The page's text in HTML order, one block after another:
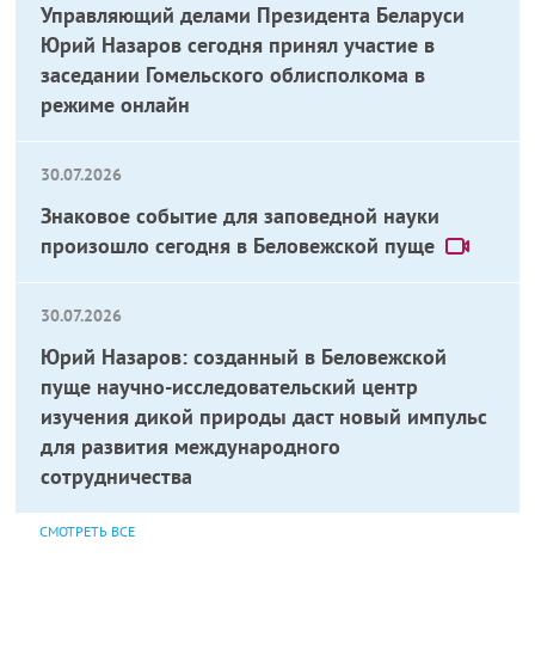
Управляющий делами Президента Беларуси
Юрий Назаров сегодня принял участие в
заседании Гомельского облисполкома в
режиме онлайн
30.07.2026
Знаковое событие для заповедной науки
произошло сегодня в Беловежской пуще
30.07.2026
Юрий Назаров: созданный в Беловежской
пуще научно-исследовательский центр
изучения дикой природы даст новый импульс
для развития международного
сотрудничества
СМОТРЕТЬ ВСЕ